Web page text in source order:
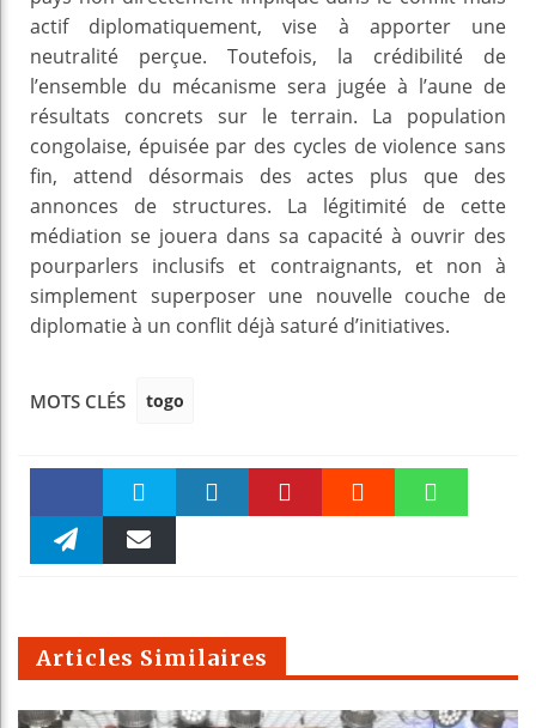
actif diplomatiquement, vise à apporter une
neutralité perçue. Toutefois, la crédibilité de
l’ensemble du mécanisme sera jugée à l’aune de
résultats concrets sur le terrain. La population
congolaise, épuisée par des cycles de violence sans
fin, attend désormais des actes plus que des
annonces de structures. La légitimité de cette
médiation se jouera dans sa capacité à ouvrir des
pourparlers inclusifs et contraignants, et non à
simplement superposer une nouvelle couche de
diplomatie à un conflit déjà saturé d’initiatives.
MOTS CLÉS togo
Faceboo Twitter
m
Articles Similaires